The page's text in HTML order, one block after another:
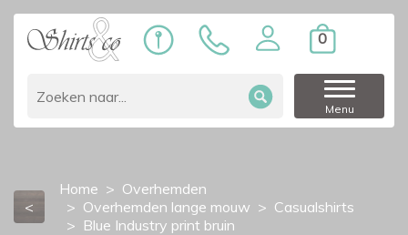
0
Menu
<
Home
Overhemden
Overhemden lange mouw
Casualshirts
Blue Industry print bruin